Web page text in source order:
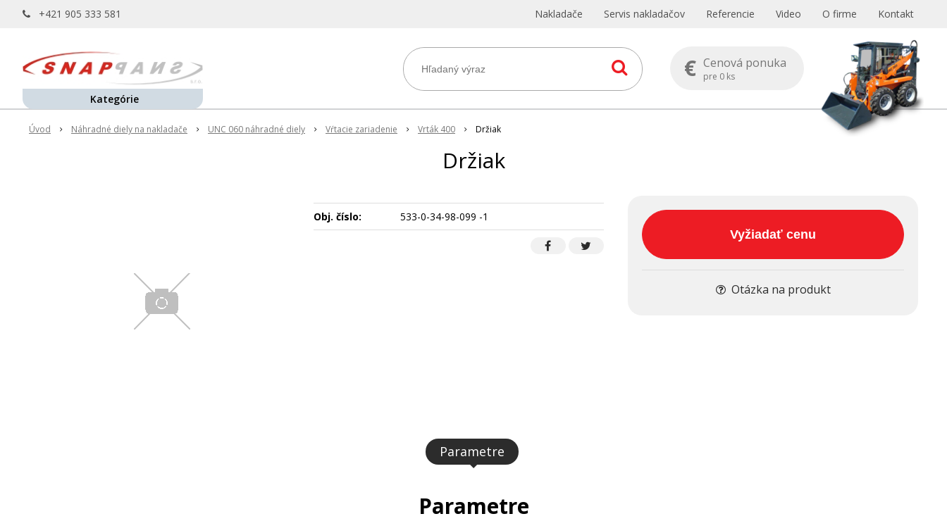
+421 905 333 581
€ Cenová ponuka
pre 0 ks
Nakladače Servis nakladačov Referencie Video O firme Kontakt
Úvod Náhradné diely na nakladače UNC 060 náhradné diely Vŕtacie zariadenie Vrták 400 Držiak
Držiak
Vyžiadať cenu
Otázka na produkt
Obj. číslo: 533-0-34-98-099 -1
Parametre
Parametre
Kategórie